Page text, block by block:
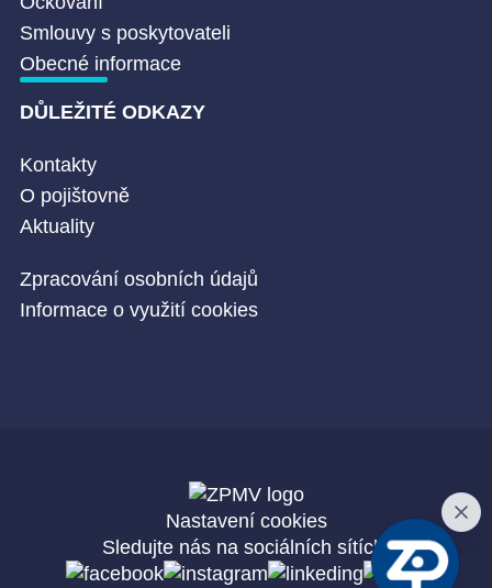
Smlouvy s poskytovateli
Obecné informace
DŮLEŽITÉ ODKAZY
Kontakty
O pojištovně
Aktuality
Zpracování osobních údajů
Informace o využití cookies
Nastavení cookies
Sledujte nás na sociálních sítích: